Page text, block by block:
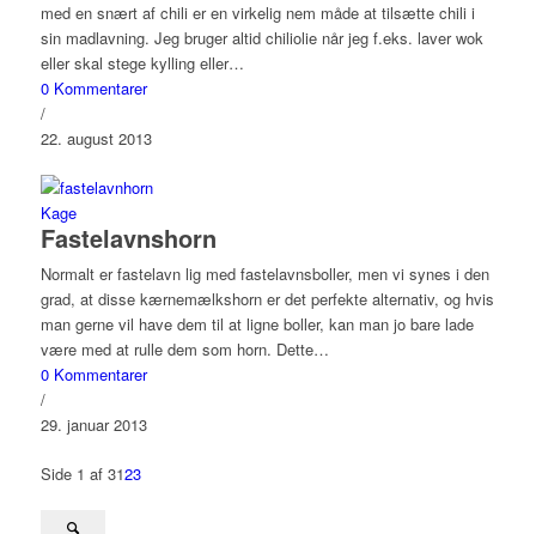
med en snært af chili er en virkelig nem måde at tilsætte chili i
sin madlavning. Jeg bruger altid chiliolie når jeg f.eks. laver wok
eller skal stege kylling eller…
0 Kommentarer
/
22. august 2013
Kage
Fastelavnshorn
Normalt er fastelavn lig med fastelavnsboller, men vi synes i den
grad, at disse kærnemælkshorn er det perfekte alternativ, og hvis
man gerne vil have dem til at ligne boller, kan man jo bare lade
være med at rulle dem som horn. Dette…
0 Kommentarer
/
29. januar 2013
Side 1 af 3123